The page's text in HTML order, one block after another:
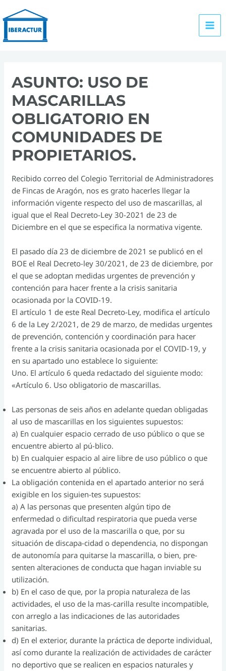
al
contenido
ASUNTO: USO DE
MASCARILLAS
OBLIGATORIO EN
COMUNIDADES DE
PROPIETARIOS.
Recibido correo del Colegio Territorial de Administradores
de Fincas de Aragón, nos es grato hacerles llegar la
información vigente respecto del uso de mascarillas, al
igual que el Real Decreto-Ley 30-2021 de 23 de
Diciembre en el que se especifica la normativa vigente.
El pasado día 23 de diciembre de 2021 se publicó en el
BOE el Real Decreto-ley 30/2021, de 23 de diciembre, por
el que se adoptan medidas urgentes de prevención y
contención para hacer frente a la crisis sanitaria
ocasionada por la COVID-19.
El artículo 1 de este Real Decreto-Ley, modifica el artículo
6 de la Ley 2/2021, de 29 de marzo, de medidas urgentes
de prevención, contención y coordinación para hacer
frente a la crisis sanitaria ocasionada por el COVID-19, y
en su apartado uno establece lo siguiente:
Uno. El artículo 6 queda redactado del siguiente modo:
«Artículo 6. Uso obligatorio de mascarillas.
Las personas de seis años en adelante quedan obligadas
al uso de mascarillas en los siguientes supuestos:
a) En cualquier espacio cerrado de uso público o que se
encuentre abierto al pú-blico.
b) En cualquier espacio al aire libre de uso público o que
se encuentre abierto al público.
La obligación contenida en el apartado anterior no será
exigible en los siguien-tes supuestos:
a) A las personas que presenten algún tipo de
enfermedad o dificultad respiratoria que pueda verse
agravada por el uso de la mascarilla o que, por su
situación de discapa-cidad o dependencia, no dispongan
de autonomía para quitarse la mascarilla, o bien, pre-
senten alteraciones de conducta que hagan inviable su
utilización.
b) En el caso de que, por la propia naturaleza de las
actividades, el uso de la mas-carilla resulte incompatible,
con arreglo a las indicaciones de las autoridades
sanitarias.
d) En el exterior, durante la práctica de deporte individual,
así como durante la realización de actividades de carácter
no deportivo que se realicen en espacios naturales y